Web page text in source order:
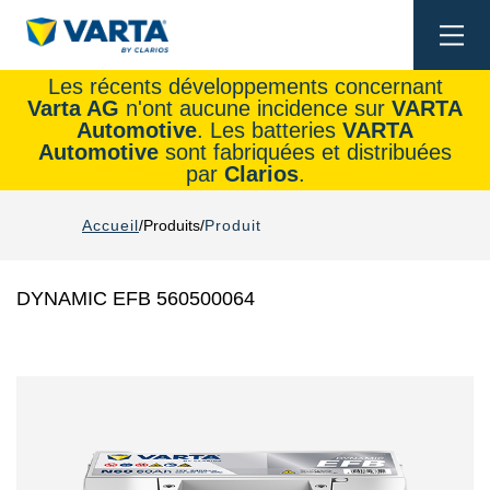
Les récents développements concernant
Varta AG n'ont aucune incidence sur VARTA
Automotive. Les batteries VARTA
Automotive sont fabriquées et distribuées
par Clarios.
Accueil Produits Produit
DYNAMIC EFB 560500064